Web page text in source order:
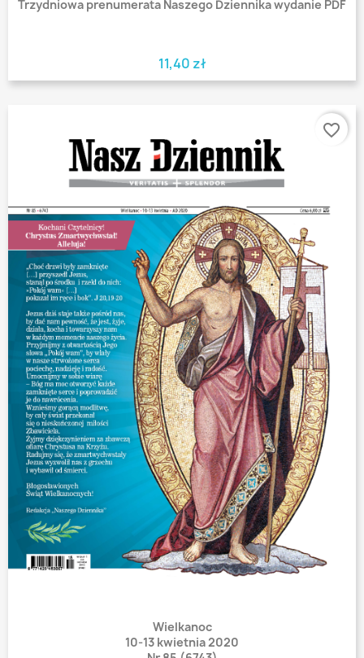
Trzydniowa prenumerata Naszego Dziennika wydanie PDF
11,40 zł
Wielkanoc
10-13 kwietnia 2020
favorite_border